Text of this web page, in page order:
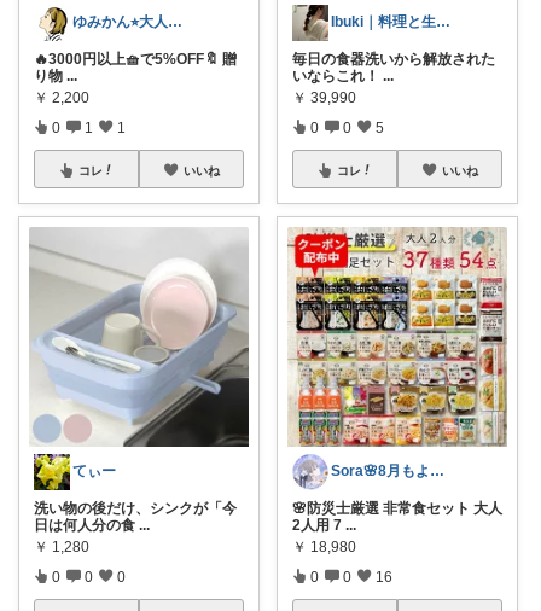
ゆみかん⭐︎大人の暮らし研究室
🔥3000円以上🧺で5%OFF🔖 贈
り物 ...
￥ 2,200
0 1 1
コレ いいね
てぃー
洗い物の後だけ、シンクが「今
日は何人分の食 ...
￥ 1,280
0 0 0
Ibuki｜料理と生活が楽しくなる道具
毎日の食器洗いから解放された
いならこれ！ ...
￥ 39,990
0 0 5
コレ いいね
Sora🌸8月もよろしくね
🌸防災士厳選 非常食セット 大人
2人用 7 ...
￥ 18,980
0 0 16